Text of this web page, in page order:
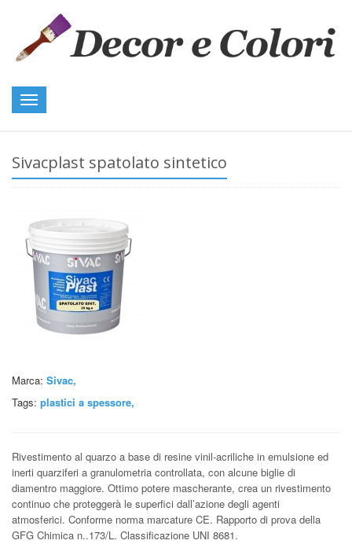
Toggle
navigation
Sivacplast spatolato sintetico
Marca: Sivac,
Tags: plastici a spessore,
Rivestimento al quarzo a base di resine vinil-acriliche in emulsione ed
inerti quarziferi a granulometria controllata, con alcune biglie di
diamentro maggiore. Ottimo potere mascherante, crea un rivestimento
continuo che proteggerà le superfici dall’azione degli agenti
atmosferici. Conforme norma marcature CE. Rapporto di prova della
GFG Chimica n..173/L. Classificazione UNI 8681.